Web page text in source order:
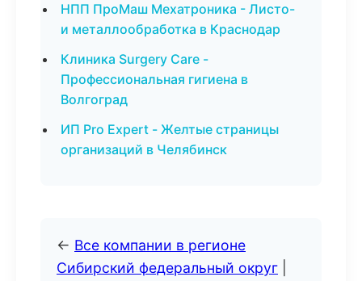
НПП ПроМаш Мехатроника - Листо-
и металлообработка в Краснодар
Клиника Surgery Care -
Профессиональная гигиена в
Волгоград
ИП Pro Expert - Желтые страницы
организаций в Челябинск
← Все компании в регионе
Сибирский федеральный округ